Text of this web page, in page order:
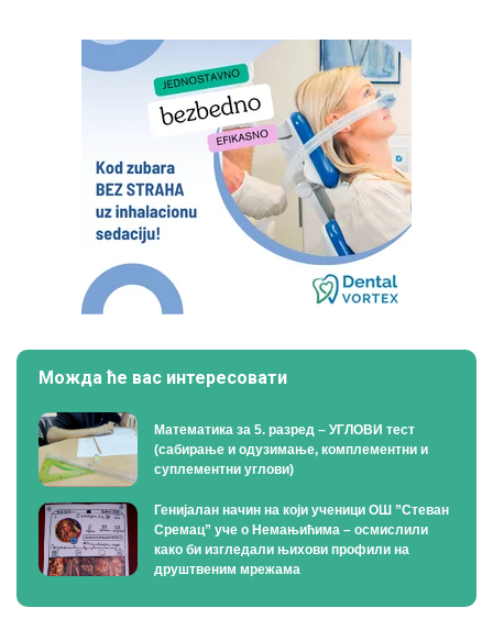
Можда ће вас интересовати
Математика за 5. разред – УГЛОВИ тест
(сабирање и одузимање, комплементни и
суплементни углови)
Генијалан начин на који ученици ОШ ”Стеван
Сремац” уче о Немањићима – осмислили
како би изгледали њихови профили на
друштвеним мрежама